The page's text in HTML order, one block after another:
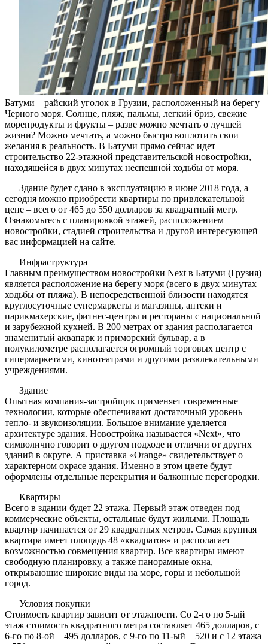
Батуми – райский уголок в Грузии, расположенный на берегу
Черного моря. Солнце, пляж, пальмы, легкий бриз, свежие
морепродукты и фрукты – разве можно мечтать о лучшей
жизни? Можно мечтать, а можно быстро воплотить свои
желания в реальность. В Батуми прямо сейчас идет
строительство 22-этажной представительской новостройки,
находящейся в двух минутах неспешной ходьбы от моря.
Здание будет сдано в эксплуатацию в июне 2018 года, а
сегодня можно приобрести квартиры по привлекательной
цене – всего от 465 до 550 долларов за квадратный метр.
Ознакомьтесь с планировкой этажей, расположением
новостройки, стадией строительства и другой интересующей
вас информацией на сайте.
Инфраструктура
Главным преимуществом новостройки Next в Батуми (Грузия)
является расположение на берегу моря (всего в двух минутах
ходьбы от пляжа). В непосредственной близости находятся
круглосуточные супермаркеты и магазины, аптеки и
парикмахерские, фитнес-центры и рестораны с национальной
и зарубежной кухней. В 200 метрах от здания располагается
знаменитый аквапарк и приморский бульвар, а в
полукилометре располагается огромный торговых центр с
гипермаркетами, кинотеатрами и другими развлекательными
учреждениями.
Здание
Опытная компания-застройщик применяет современные
технологии, которые обеспечивают достаточный уровень
тепло- и звукоизоляции. Большое внимание уделяется
архитектуре здания. Новостройка называется «Next», что
символично говорит о другом подходе и отличии от других
зданий в округе. А приставка «Orange» свидетельствует о
характерном окрасе здания. Именно в этом цвете будут
оформлены отдельные перекрытия и балконные перегородки.
Квартиры
Всего в здании будет 22 этажа. Первый этаж отведен под
коммерческие объекты, остальные будут жилыми. Площадь
квартир начинается от 29 квадратных метров. Самая крупная
квартира имеет площадь 48 «квадратов» и располагает
возможностью совмещения квартир. Все квартиры имеют
свободную планировку, а также панорамные окна,
открывающие широкие виды на море, горы и небольшой
город.
Условия покупки
Стоимость квартир зависит от этажности. Со 2-го по 5-ый
этаж стоимость квадратного метра составляет 465 долларов, с
6-го по 8-ой – 495 долларов, с 9-го по 11-ый – 520 и с 12 этажа